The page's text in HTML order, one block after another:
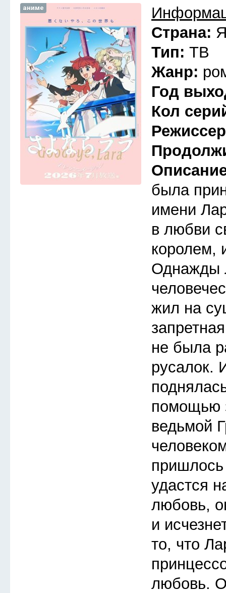
аниме
Страна:
Тип: ТВ
Жанр:
Год
Кол
была
имени
в любви
королем,
Однажды
жил на
не была
русалок.
помощью
ведьмой
удастся
любовь,
и
то, что
любовь.